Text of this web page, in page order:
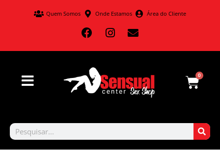
Quem Somos Onde Estamos Área do Cliente
0